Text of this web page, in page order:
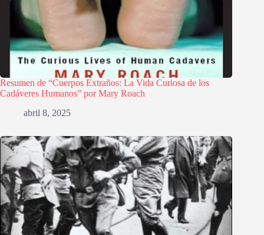
Resumen de “Cuerpos Extraños: La Vida Curiosa de los
Cadáveres Humanos” por Mary Roach
abril 8, 2025